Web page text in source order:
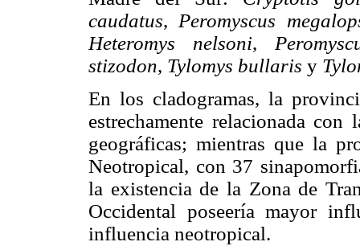
caudatus, Peromyscus
Heteromys nelsoni,
stizodon, Tylomys bullaris y
En los cladogramas, la
estrechamente relacionada
geográficas; mientras que la
Neotropical, con 37
la existencia de la Zona de
Occidental poseería mayor
influencia neotropical.